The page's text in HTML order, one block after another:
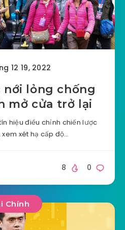
12 19, 2022
lỏng chống
mở cửa trở lại
hiệu điều chỉnh chiến lược
xem xét hạ cấp độ…
0
8
Chính